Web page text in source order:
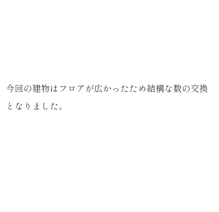
今回の建物はフロアが広かったため結構な数の交換
となりました。